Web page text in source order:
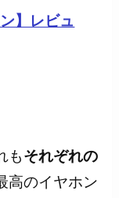
】レビュ
もそれぞれの
高のイヤホン